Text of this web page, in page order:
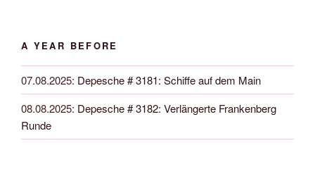
A YEAR BEFORE
07.08.2025: Depesche # 3181: Schiffe auf dem Main
08.08.2025: Depesche # 3182: Verlängerte Frankenberg
Runde